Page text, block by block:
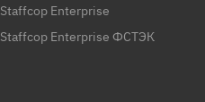
Staffcop Enterprise
Staffcop Enterprise ФСТЭК